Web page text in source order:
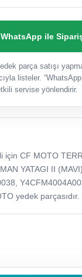
WhatsApp ile
parça satışı
listeler.
servise yönlendirir.
için CF MOTO
YATAGI II (MAVI)
yedek parçasıdır.